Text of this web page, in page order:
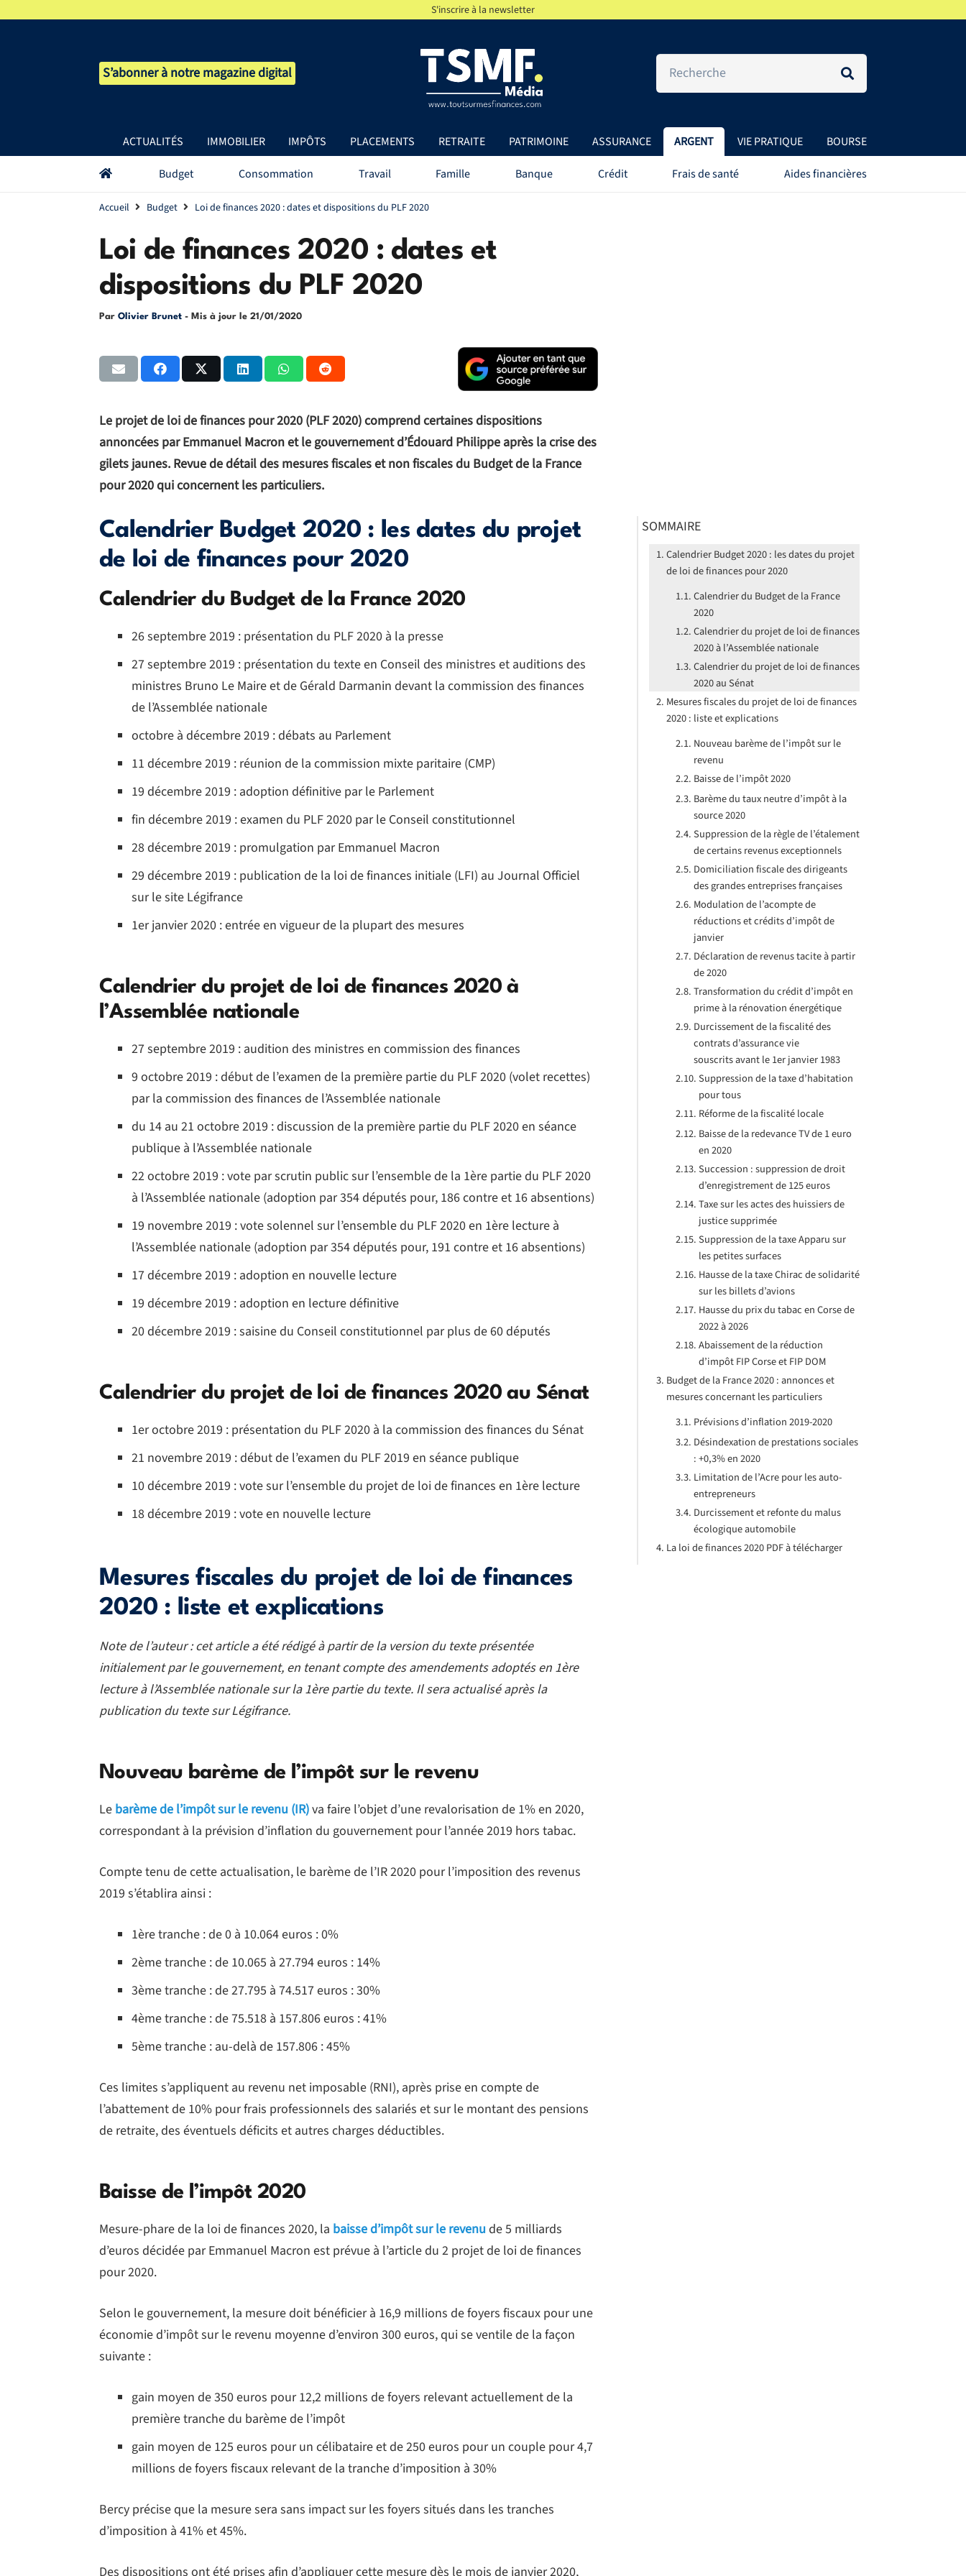
S'inscrire à la newsletter
S’abonner à notre magazine digital
ACTUALITÉS IMMOBILIER IMPÔTS PLACEMENTS RETRAITE PATRIMOINE ASSURANCE ARGENT VIE PRATIQUE BOURSE
Budget Consommation Travail Famille Banque Crédit Frais de santé Aides financières
Accueil Budget Loi de finances 2020 : dates et dispositions du PLF 2020
Loi de finances 2020 : dates et
dispositions du PLF 2020
Par Olivier Brunet - Mis à jour le 21/01/2020
Le projet de loi de finances pour 2020 (PLF 2020) comprend certaines dispositions
annoncées par Emmanuel Macron et le gouvernement d’Édouard Philippe après la crise des
gilets jaunes. Revue de détail des mesures fiscales et non fiscales du Budget de la France
pour 2020 qui concernent les particuliers.
Calendrier Budget 2020 : les dates du projet
de loi de finances pour 2020
Calendrier du Budget de la France 2020
26 septembre 2019 : présentation du PLF 2020 à la presse
27 septembre 2019 : présentation du texte en Conseil des ministres et auditions des
ministres Bruno Le Maire et de Gérald Darmanin devant la commission des finances
de l’Assemblée nationale
octobre à décembre 2019 : débats au Parlement
11 décembre 2019 : réunion de la commission mixte paritaire (CMP)
19 décembre 2019 : adoption définitive par le Parlement
fin décembre 2019 : examen du PLF 2020 par le Conseil constitutionnel
28 décembre 2019 : promulgation par Emmanuel Macron
29 décembre 2019 : publication de la loi de finances initiale (LFI) au Journal Officiel
sur le site Légifrance
1er janvier 2020 : entrée en vigueur de la plupart des mesures
Calendrier du projet de loi de finances 2020 à
l’Assemblée nationale
27 septembre 2019 : audition des ministres en commission des finances
9 octobre 2019 : début de l’examen de la première partie du PLF 2020 (volet recettes)
par la commission des finances de l’Assemblée nationale
du 14 au 21 octobre 2019 : discussion de la première partie du PLF 2020 en séance
publique à l’Assemblée nationale
22 octobre 2019 : vote par scrutin public sur l’ensemble de la 1ère partie du PLF 2020
à l’Assemblée nationale (adoption par 354 députés pour, 186 contre et 16 absentions)
19 novembre 2019 : vote solennel sur l’ensemble du PLF 2020 en 1ère lecture à
l’Assemblée nationale (adoption par 354 députés pour, 191 contre et 16 absentions)
17 décembre 2019 : adoption en nouvelle lecture
19 décembre 2019 : adoption en lecture définitive
20 décembre 2019 : saisine du Conseil constitutionnel par plus de 60 députés
Calendrier du projet de loi de finances 2020 au Sénat
1er octobre 2019 : présentation du PLF 2020 à la commission des finances du Sénat
21 novembre 2019 : début de l’examen du PLF 2019 en séance publique
10 décembre 2019 : vote sur l’ensemble du projet de loi de finances en 1ère lecture
18 décembre 2019 : vote en nouvelle lecture
Mesures fiscales du projet de loi de finances
2020 : liste et explications
Note de l’auteur : cet article a été rédigé à partir de la version du texte présentée
initialement par le gouvernement, en tenant compte des amendements adoptés en 1ère
lecture à l’Assemblée nationale sur la 1ère partie du texte. Il sera actualisé après la
publication du texte sur Légifrance.
Nouveau barème de l’impôt sur le revenu
Le barème de l’impôt sur le revenu (IR)va faire l’objet d’une revalorisation de 1% en 2020,
correspondant à la prévision d’inflation du gouvernement pour l’année 2019 hors tabac.
Compte tenu de cette actualisation, le barème de l’IR 2020 pour l’imposition des revenus
2019 s’établira ainsi :
1ère tranche : de 0 à 10.064 euros : 0%
2ème tranche : de 10.065 à 27.794 euros : 14%
3ème tranche : de 27.795 à 74.517 euros : 30%
4ème tranche : de 75.518 à 157.806 euros : 41%
5ème tranche : au-delà de 157.806 : 45%
Ces limites s’appliquent au revenu net imposable (RNI), après prise en compte de
l’abattement de 10% pour frais professionnels des salariés et sur le montant des pensions
de retraite, des éventuels déficits et autres charges déductibles.
Baisse de l’impôt 2020
Mesure-phare de la loi de finances 2020, la baisse d’impôt sur le revenu de 5 milliards
d’euros décidée par Emmanuel Macron est prévue à l’article du 2 projet de loi de finances
pour 2020.
Selon le gouvernement, la mesure doit bénéficier à 16,9 millions de foyers fiscaux pour une
économie d’impôt sur le revenu moyenne d’environ 300 euros, qui se ventile de la façon
suivante :
gain moyen de 350 euros pour 12,2 millions de foyers relevant actuellement de la
première tranche du barème de l’impôt
gain moyen de 125 euros pour un célibataire et de 250 euros pour un couple pour 4,7
millions de foyers fiscaux relevant de la tranche d’imposition à 30%
Bercy précise que la mesure sera sans impact sur les foyers situés dans les tranches
d’imposition à 41% et 45%.
Des dispositions ont été prises afin d’appliquer cette mesure dès le mois de janvier 2020,
SOMMAIRE
Calendrier Budget 2020 : les dates du projet
de loi de finances pour 2020
Calendrier du Budget de la France
2020
Calendrier du projet de loi de finances
2020 à l’Assemblée nationale
Calendrier du projet de loi de finances
2020 au Sénat
Mesures fiscales du projet de loi de finances
2020 : liste et explications
Nouveau barème de l’impôt sur le
revenu
Baisse de l’impôt 2020
Barème du taux neutre d’impôt à la
source 2020
Suppression de la règle de l’étalement
de certains revenus exceptionnels
Domiciliation fiscale des dirigeants
des grandes entreprises françaises
Modulation de l’acompte de
réductions et crédits d’impôt de
janvier
Déclaration de revenus tacite à partir
de 2020
Transformation du crédit d’impôt en
prime à la rénovation énergétique
Durcissement de la fiscalité des
contrats d’assurance vie
souscrits avant le 1er janvier 1983
Suppression de la taxe d’habitation
pour tous
Réforme de la fiscalité locale
Baisse de la redevance TV de 1 euro
en 2020
Succession : suppression de droit
d’enregistrement de 125 euros
Taxe sur les actes des huissiers de
justice supprimée
Suppression de la taxe Apparu sur
les petites surfaces
Hausse de la taxe Chirac de solidarité
sur les billets d’avions
Hausse du prix du tabac en Corse de
2022 à 2026
Abaissement de la réduction
d’impôt FIP Corse et FIP DOM
Budget de la France 2020 : annonces et
mesures concernant les particuliers
Prévisions d’inflation 2019-2020
Désindexation de prestations sociales
: +0,3% en 2020
Limitation de l’Acre pour les auto-
entrepreneurs
Durcissement et refonte du malus
écologique automobile
La loi de finances 2020 PDF à télécharger